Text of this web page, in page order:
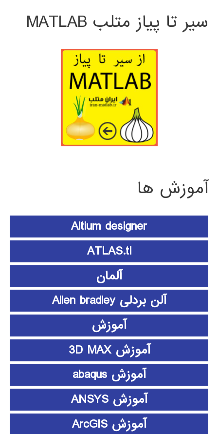
سیر تا پیاز متلب MATLAB
آموزش ها
Altium designer
ATLAS.ti
آلمان
آلن بردلی Allen bradley
آموزش
آموزش 3D MAX
آموزش abaqus
آموزش ANSYS
آموزش ArcGIS